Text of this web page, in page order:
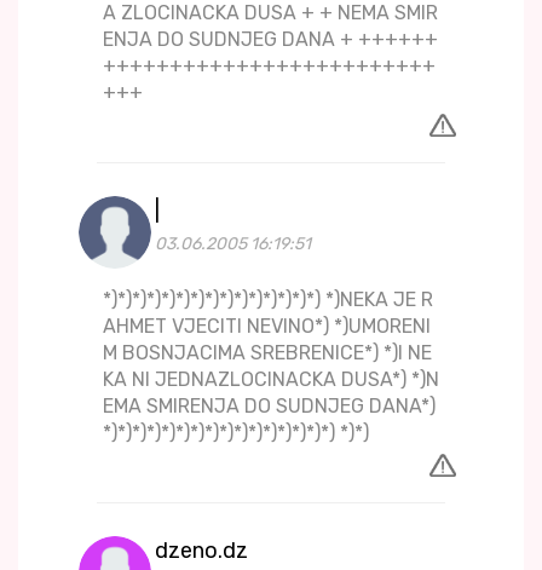
A ZLOCINACKA DUSA + + NEMA SMIR
ENJA DO SUDNJEG DANA + ++++++
+++++++++++++++++++++++++
+++
03.06.2005 16:19:51
*)*)*)*)*)*)*)*)*)*)*)*)*)*)*) *)NEKA JE R
AHMET VJECITI NEVINO*) *)UMORENI
M BOSNJACIMA SREBRENICE*) *)I NE
KA NI JEDNAZLOCINACKA DUSA*) *)N
EMA SMIRENJA DO SUDNJEG DANA*)
*)*)*)*)*)*)*)*)*)*)*)*)*)*)*)*) *)*)
dzeno.dz